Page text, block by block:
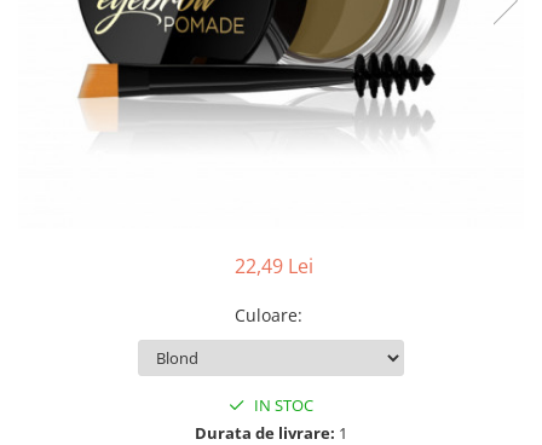
22,49 Lei
Culoare:
IN STOC
Durata de livrare: 1